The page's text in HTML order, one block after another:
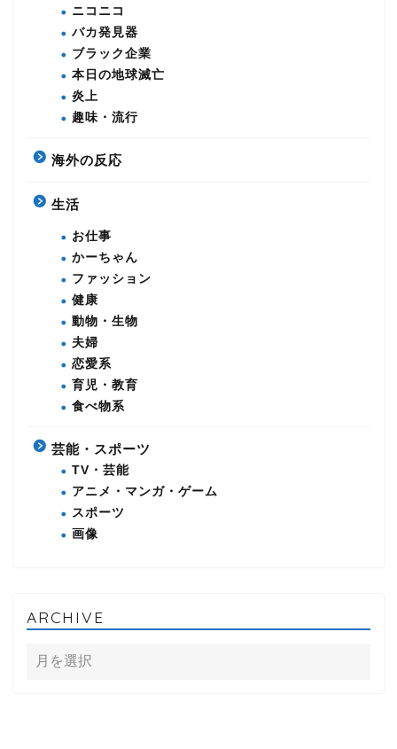
ニコニコ
バカ発見器
ブラック企業
本日の地球滅亡
炎上
趣味・流行
海外の反応
生活
お仕事
かーちゃん
ファッション
健康
動物・生物
夫婦
恋愛系
育児・教育
食べ物系
芸能・スポーツ
TV・芸能
アニメ・マンガ・ゲーム
スポーツ
画像
ARCHIVE